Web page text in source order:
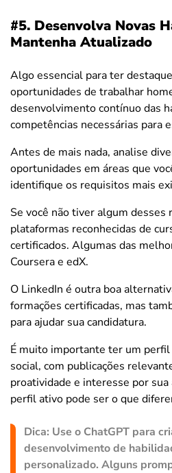
#5. Desenvolva Novas
Mantenha Atualizado
Algo essencial para ter
oportunidades de trabalhar
desenvolvimento contínuo das
competências necessárias para
Antes de mais nada, analise
oportunidades em áreas que
identifique os requisitos mais
Se você não tiver algum desses
plataformas reconhecidas de
certificados. Algumas das
Coursera e edX.
O LinkedIn é outra boa
formações certificadas, mas
para ajudar sua candidatura.
É muito importante ter um
social, com publicações
proatividade e interesse por
perfil ativo pode ser o que
Dica: Use o ChatGPT para
desenvolvimento de
personalizado. Alguns